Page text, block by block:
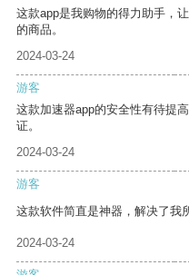
这款app是我购物的得力助手，
的商品。
2024-03-24
游客
这款加速器app的安全性有待提
证。
2024-03-24
游客
这款软件简直是神器，解决了我
2024-03-24